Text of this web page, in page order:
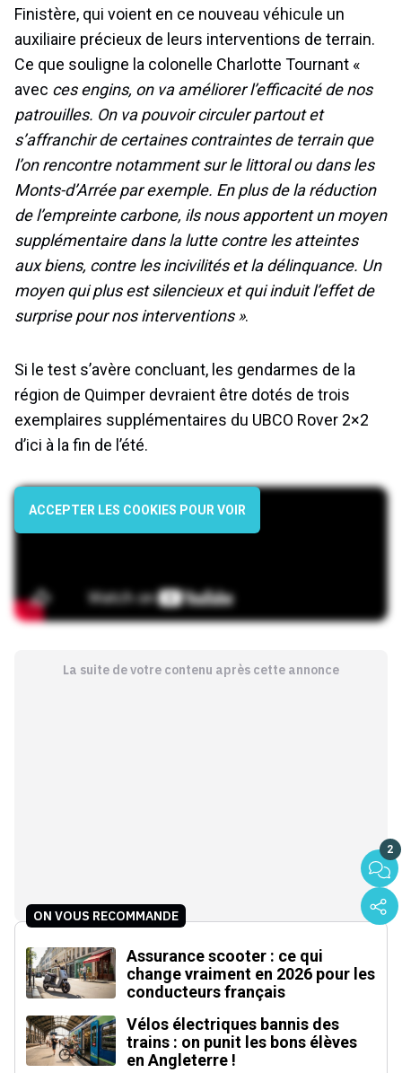
Finistère, qui voient en ce nouveau véhicule un
auxiliaire précieux de leurs interventions de terrain.
Ce que souligne la colonelle Charlotte Tournant «
avec ces engins, on va améliorer l’efficacité de nos
patrouilles. On va pouvoir circuler partout et
s’affranchir de certaines contraintes de terrain que
l’on rencontre notamment sur le littoral ou dans les
Monts-d’Arrée par exemple. En plus de la réduction
de l’empreinte carbone, ils nous apportent un moyen
supplémentaire dans la lutte contre les atteintes
aux biens, contre les incivilités et la délinquance. Un
moyen qui plus est silencieux et qui induit l’effet de
surprise pour nos interventions ».
Si le test s’avère concluant, les gendarmes de la
région de Quimper devraient être dotés de trois
exemplaires supplémentaires du UBCO Rover 2×2
d’ici à la fin de l’été.
ACCEPTER LES COOKIES POUR VOIR
La suite de votre contenu après cette annonce
2
ON VOUS RECOMMANDE
Assurance scooter : ce qui
change vraiment en 2026 pour les
conducteurs français
Vélos électriques bannis des
trains : on punit les bons élèves
en Angleterre !